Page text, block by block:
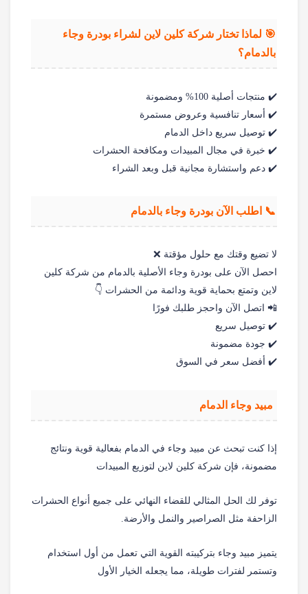
🎯 لماذا تختار شركة كلين لاين لشراء بودرة وجاء
بالدمام؟
✔️ منتجات أصلية 100% ومضمونة
✔️ أسعار تنافسية وعروض مستمرة
✔️ توصيل سريع داخل الدمام
✔️ خبرة في مجال المبيدات ومكافحة الحشرات
✔️ دعم واستشارة مجانية قبل وبعد الشراء
📞 اطلب الآن بودرة وجاء بالدمام
لا تضيع وقتك مع حلول مؤقتة ❌
احصل الآن على بودرة وجاء الأصلية بالدمام من شركة كلين
لاين وتمتع بحماية قوية ودائمة من الحشرات 👇
📲 اتصل الآن واحجز طلبك فورًا
✔️ توصيل سريع
✔️ جودة مضمونة
✔️ أفضل سعر في السوق
مبيد وجاء الدمام
إذا كنت تبحث عن مبيد وجاء في الدمام بفعالية قوية ونتائج
مضمونة، فإن شركة كلين لاين لتوزيع المبيدات
توفر لك الحل المثالي للقضاء النهائي على جميع أنواع الحشرات
الزاحفة مثل الصراصير والنمل والأرضة.
يتميز مبيد وجاء بتركيبته القوية التي تعمل من أول استخدام
وتستمر لفترات طويلة، مما يجعله الخيار الأول